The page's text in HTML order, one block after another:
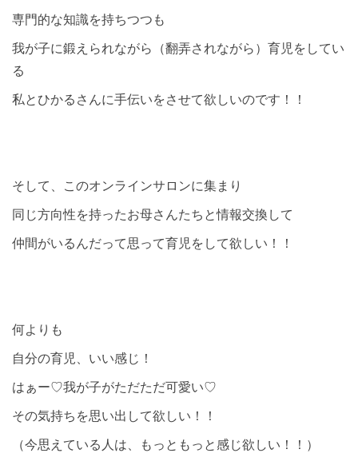
専門的な知識を持ちつつも
我が子に鍛えられながら（翻弄されながら）育児をしてい
る
私とひかるさんに手伝いをさせて欲しいのです！！
そして、このオンラインサロンに集まり
同じ方向性を持ったお母さんたちと情報交換して
仲間がいるんだって思って育児をして欲しい！！
何よりも
自分の育児、いい感じ！
はぁー♡我が子がただただ可愛い♡
その気持ちを思い出して欲しい！！
（今思えている人は、もっともっと感じ欲しい！！）